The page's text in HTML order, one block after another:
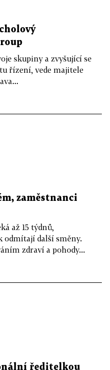
skupiny a zvyšující se
řízení, vede majitele
zaměstnanci
až 15 týdnů,
odmítají další směny.
zdraví a pohody...
ředitelkou